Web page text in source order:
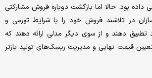
بود. حالا اما بازگشت دوباره فروش مشارکتی
در تلاشند فروش خود را با شرایط تورمی و
تطبیق دهند و از سوی دیگر مدلی ارائه دهند که
قیمت نهایی و مدیریت ریسک‌های تولید بازتر